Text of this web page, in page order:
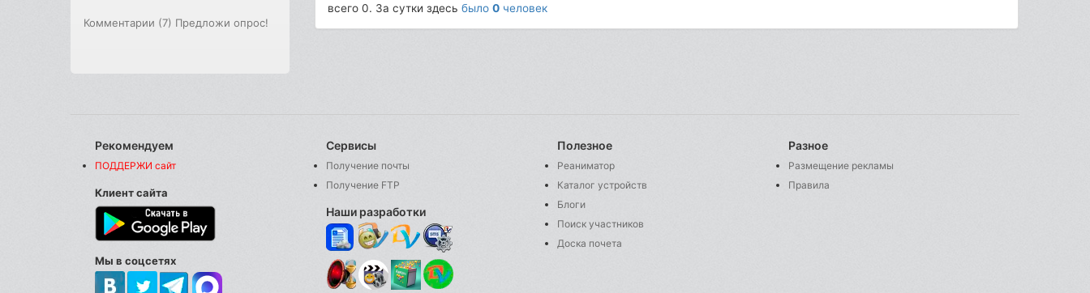
Комментарии (7) Предложи опрос!
всего 0. За сутки здесьбыло0 человек
Рекомендуем
ПОДДЕРЖИ сайт
Клиент сайта
Мы в соцсетях
Сервисы
Получение почты
Получение FTP
Наши разработки
Полезное
Реаниматор
Каталог устройств
Блоги
Поиск участников
Доска почета
Разное
Размещение рекламы
Правила